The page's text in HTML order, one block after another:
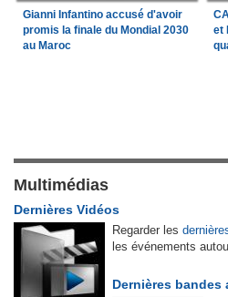
Gianni Infantino accusé d'avoir
promis la finale du Mondial 2030
au Maroc
et
Multimédias
Dernières Vidéos
Regarder les
les événements
Dernières bandes